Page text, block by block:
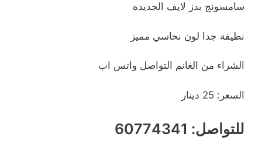
سامسونج بدز لايف الجديده
نظيفة جدا لون نحاسي مميز
الشراء من الغانم التواصل واتس اب
السعر: 25 دينار
للتواصل: 60774341